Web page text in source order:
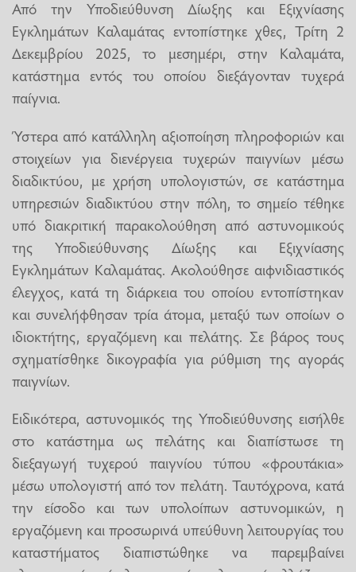
Από την Υποδιεύθυνση Δίωξης και Εξιχνίασης
Εγκλημάτων Καλαμάτας εντοπίστηκε χθες, Τρίτη 2
Δεκεμβρίου 2025, το μεσημέρι, στην Καλαμάτα,
κατάστημα εντός του οποίου διεξάγονταν τυχερά
παίγνια.
Ύστερα από κατάλληλη αξιοποίηση πληροφοριών και
στοιχείων για διενέργεια τυχερών παιγνίων μέσω
διαδικτύου, με χρήση υπολογιστών, σε κατάστημα
υπηρεσιών διαδικτύου στην πόλη, το σημείο τέθηκε
υπό διακριτική παρακολούθηση από αστυνομικούς
της Υποδιεύθυνσης Δίωξης και Εξιχνίασης
Εγκλημάτων Καλαμάτας. Ακολούθησε αιφνιδιαστικός
έλεγχος, κατά τη διάρκεια του οποίου εντοπίστηκαν
και συνελήφθησαν τρία άτομα, μεταξύ των οποίων ο
ιδιοκτήτης, εργαζόμενη και πελάτης. Σε βάρος τους
σχηματίσθηκε δικογραφία για ρύθμιση της αγοράς
παιγνίων.
Ειδικότερα, αστυνομικός της Υποδιεύθυνσης εισήλθε
στο κατάστημα ως πελάτης και διαπίστωσε τη
διεξαγωγή τυχερού παιγνίου τύπου «φρουτάκια»
μέσω υπολογιστή από τον πελάτη. Ταυτόχρονα, κατά
την είσοδο και των υπολοίπων αστυνομικών, η
εργαζόμενη και προσωρινά υπεύθυνη λειτουργίας του
καταστήματος διαπιστώθηκε να παρεμβαίνει